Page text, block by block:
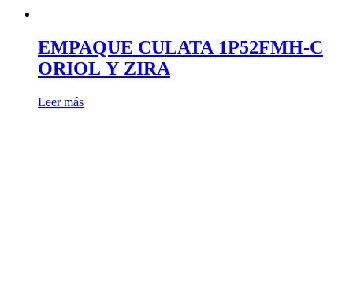
EMPAQUE CULATA 1P52FMH-C
ORIOL Y ZIRA
Leer más